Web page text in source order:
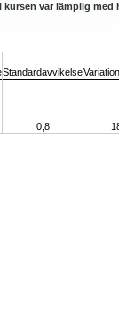
kursen var lämplig
Standardavvikelse
0,8